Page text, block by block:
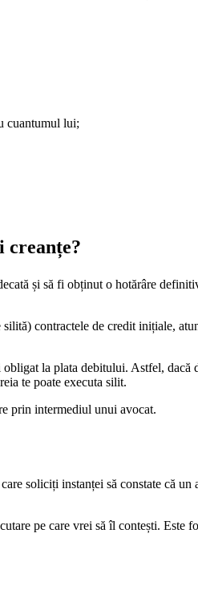
cuantumul lui;
creanțe?
și să fi obținut o hotărâre
contractele de credit inițiale,
la plata debitului. Astfel,
te poate executa silit.
prin intermediul unui avocat.
soliciți instanței să constate că un
pe care vrei să îl contești. Este